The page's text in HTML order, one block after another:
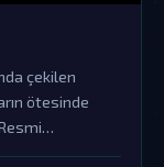
çekilen
ötesinde
gerçek